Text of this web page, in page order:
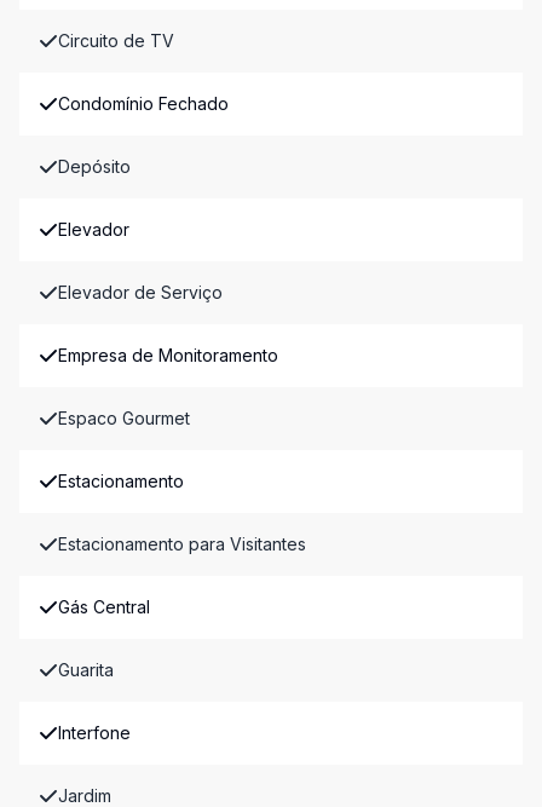
Circuito de TV
Condomínio Fechado
Depósito
Elevador
Elevador de Serviço
Empresa de Monitoramento
Espaco Gourmet
Estacionamento
Estacionamento para Visitantes
Gás Central
Guarita
Interfone
Jardim